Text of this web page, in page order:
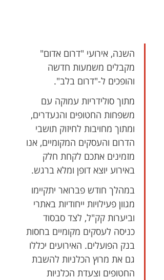
השנה, אירועי "דרום אדום"
מקבלים משמעות חדשה
והופכים ל-"דרום בלב".
מתוך סולידריות עמוקה עם
משפחות החטופים והנעדרים,
ומתוך מחויבות לחיזוק תושבי
הדרום והעסקים המקומיים, אנו
מזמינים אתכם לקחת חלק
באירוע יוצא דופן ומלא ברגש.
במהלך חודש פברואר יתקיימו
מגוון פעילויות ייחודיות באתרי
וביערות קק"ל, לצד סבסוד
כניסה לעסקים מקומיים בחסות
בנק הפועלים. האירועים יכללו
גם את מרוץ הכלניות להשבת
החטופים וצעדת הכלניות